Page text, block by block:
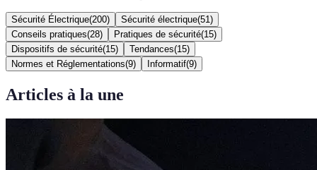
Sécurité Électrique(200) Sécurité électrique(51 )
Conseils pratiques(28) Pratiques de sécurité(15)
Dispositifs de sécurité(15) Tendances(15)
Normes et Réglementations(9) Informatif(9)
Articles à la une